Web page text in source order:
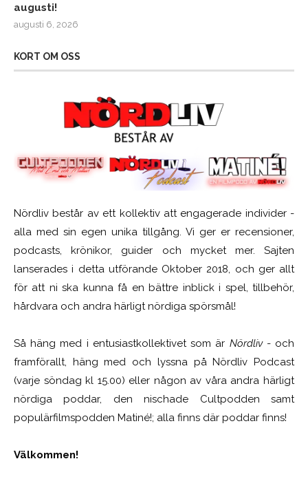
augusti!
augusti 6, 2026
KORT OM OSS
Nördliv består av ett kollektiv att engagerade individer -
alla med sin egen unika tillgång. Vi ger er recensioner,
podcasts, krönikor, guider och mycket mer. Sajten
lanserades i detta utförande Oktober 2018, och ger allt
för att ni ska kunna få en bättre inblick i spel, tillbehör,
hårdvara och andra härligt nördiga spörsmål!
Så häng med i entusiastkollektivet som är Nördliv- och
framförallt, häng med och lyssna på Nördliv Podcast
(varje söndag kl 15.00) eller någon av våra andra härligt
nördiga poddar, den nischade Cultpodden samt
populärfilmspodden Matiné!; alla finns där poddar finns!
Välkommen!